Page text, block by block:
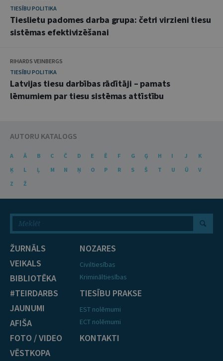
TIESĪBU POLITIKA
Tieslietu padomes darba grupa: četri virzieni tiesu
sistēmas efektivizēšanai
RIHARDS VEINBERGS
TIESĪBU POLITIKA
Latvijas tiesu darbības rādītāji – pamats
lēmumiem par tiesu sistēmas attīstību
AUTORU KATALOGS
A Ā B C Č D E Ē F G Ģ H I J
K
Ķ
L Ļ M N Ņ O P R S Š T U Ū
V
Z
Ž
ŽURNĀLS
VEIKALS
BIBLIOTĒKA
#TEIRDARBS
JAUNUMI
AFIŠA
FOTO / VIDEO
VĒSTKOPA
NOZARES
Civiltiesības
Krimināltiesības
TIESĪBU PRAKSE
EST nolēmumi
ECT nolēmumi
KONTAKTI